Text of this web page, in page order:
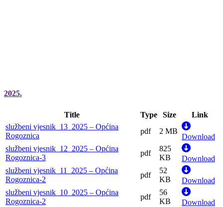
2025.
Title Type Size
Link
službeni vjesnik_13_2025 – Općina
Rogoznica
pdf 2 MB
Download
službeni vjesnik_12_2025 – Općina
Rogoznica-3
pdf
825
KB
Download
službeni vjesnik_11_2025 – Općina
Rogoznica-2
pdf
52
KB
Download
službeni vjesnik_10_2025 – Općina
Rogoznica-2
pdf
56
KB
Download